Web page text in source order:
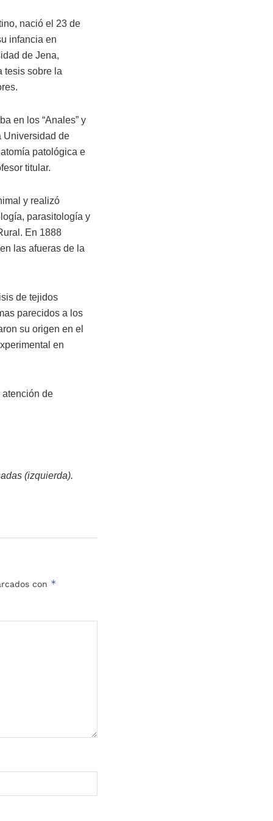
nació el 23 de
infancia en
de Jena,
tesis sobre la
en los “Anales” y
Universidad de
patológica e
titular.
y realizó
parasitología y
En 1888
las afueras de la
de tejidos
parecidos a los
su origen en el
en
atención de
(izquierda).
con *